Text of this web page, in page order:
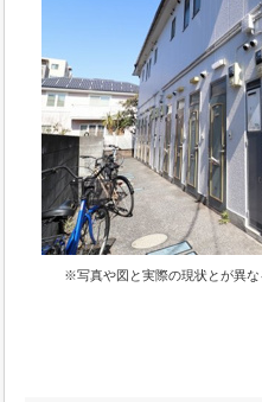
※写真や図と実際の現状とが異